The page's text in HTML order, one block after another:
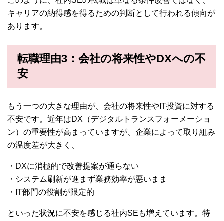
キャリアの納得感を得るための判断として行われる傾向が
あります。
転職理由3：会社の将来性やDXへの不
安
もう一つの大きな理由が、会社の将来性やIT投資に対する
不安です。近年はDX（デジタルトランスフォーメーショ
ン）の重要性が高まっていますが、企業によって取り組み
の温度差が大きく、
・DXに消極的で改善提案が通らない
・システム刷新が進まず業務効率が悪いまま
・IT部門の役割が限定的
といった状況に不安を感じる社内SEも増えています。特